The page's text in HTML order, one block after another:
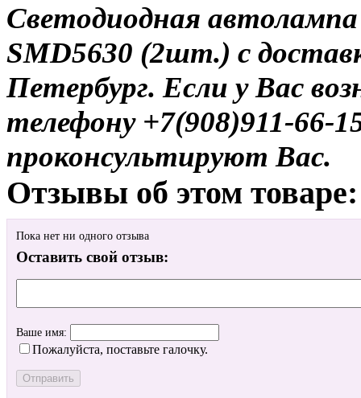
Светодиодная
SMD5630 (2шт.) с
Петербург. Если у Вас
телефону +7(908)911-
проконсультируют Вас.
Отзывы об этом товаре:
Пока нет ни одного отзыва
Оставить свой отзыв:
Ваше имя:
Пожалуйста, поставьте галочку.